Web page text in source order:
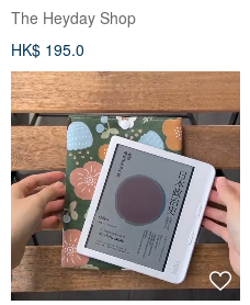
The Heyday Shop
HK$ 195.0